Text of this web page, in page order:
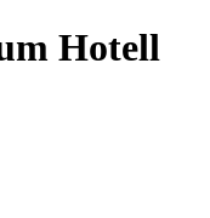
Hotell